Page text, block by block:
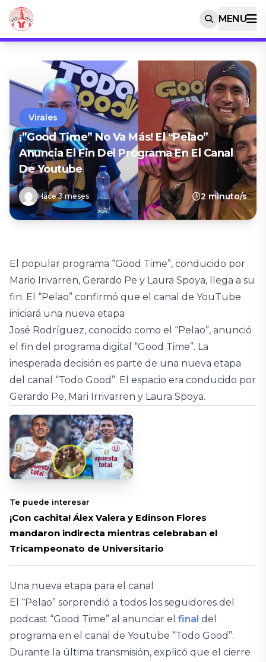
MENU
Virales
¡”Good Time” No Va Más! El “Pelao”
Anuncia El Fin Del Programa En El Canal
De Youtube
Hace 3 meses 2 minuto/s
El popular programa “Good Time”, conducido por
Mario Irivarren, Gerardo Pe y Laura Spoya, llega a su
fin. El “Pelao” confirmó que el canal de YouTube
iniciará una nueva etapa
José Rodríguez, conocido como el “Pelao”, anunció
el fin del programa digital “Good Time”. La
inesperada decisión es parte de una nueva etapa
del canal “Todo Good”. El espacio era conducido por
Gerardo Pe, Mari Irrivarren y Laura Spoya.
Te puede interesar
¡Con cachita! Álex Valera y Edinson Flores
mandaron indirecta mientras celebraban el
Tricampeonato de Universitario
Una nueva etapa para el canal
El “Pelao” sorprendió a todos los seguidores del
podcast “Good Time” al anunciar el final del
programa en el canal de Youtube “Todo Good”.
Durante la última transmisión, explicó que el cierre